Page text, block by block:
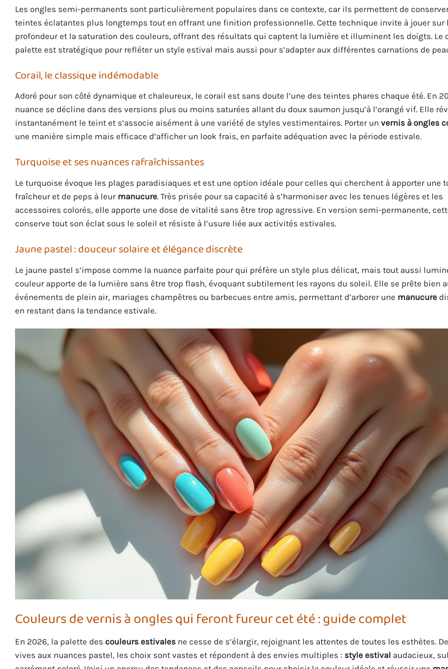
Les ongles semi-permanents sont particulièrement populaires dans ce contexte, car ils permettent de
teintes éclatantes plus longtemps tout en offrant une finition professionnelle. Cette technique invite à jouer sur
profondeur et la saturation des couleurs, offrant des résultats qui captent la lumière et illuminent les doigts. Le
palette est stratégique pour refléter un style estival mais aussi pour s’adapter aux différentes carnations de
Corail, le classique indémodable
Adoré pour son côté dynamique et chaleureux, le corail est sans doute l’une des teintes phares chaque été. En
nuance se décline dans des versions plus ou moins saturées allant du doux saumon jusqu’à l’orangé vif. Elle
instantanément le teint et s’associe aisément à une variété de styles vestimentaires. Porter un vernis à ongles
une manière simple mais efficace d’afficher un look frais, en parfaite adéquation avec la période estivale.
Turquoise et ses nuances rafraîchissantes
Le turquoise évoque les plages paradisiaques et est une option idéale pour celles qui cherchent à apporter une
fraîcheur et de peps à leur manucure. Très prisée pour sa capacité à s’harmoniser avec les tenues légères et les
accessoires colorés, elle apporte une dose de vitalité sans être trop agressive. En version semi-permanente,
conserve tout son éclat sous le soleil et résiste à l’usure liée aux activités estivales.
Jaune pastel : douceur solaire et élégance discrète
Le jaune pastel s’impose comme la nuance parfaite pour qui préfère un style plus délicat, mais tout aussi
couleur apporte de la lumière sans être trop flash, évoquant subtilement les rayons du soleil. Elle se prête bien
événements de plein air, mariages champêtres ou barbecues entre amis, permettant d’arborer une manucure
en restant dans la tendance estivale.
Couleurs de vernis à ongles qui feront fureur cet été : guide complet
En 2026, la palette des couleurs estivales ne cesse de s’élargir, rejoignant les attentes de toutes les esthètes.
vives aux nuances pastel, les choix sont vastes et répondent à des envies multiples : style estival audacieux,